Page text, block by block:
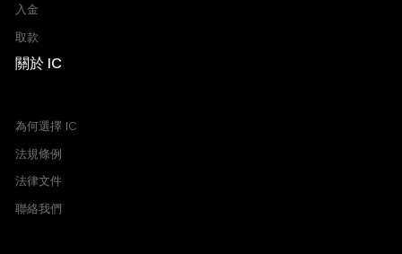
入金
取款
關於 IC
為何選擇 IC
法規條例
法律文件
聯絡我們